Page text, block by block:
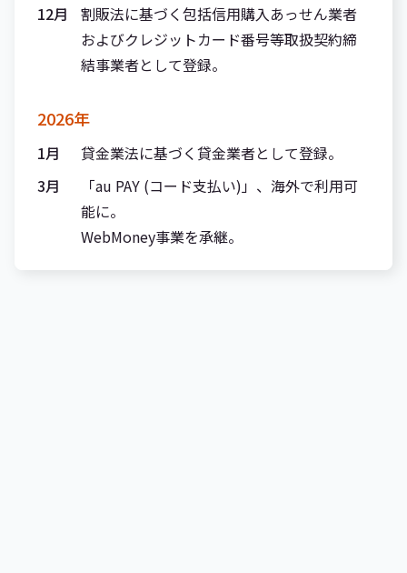
12月
割販法に基づく包括信用購入あっせん業者
およびクレジットカード番号等取扱契約締
結事業者として登録。
2026年
1月
貸金業法に基づく貸金業者として登録。
3月
「au PAY (コード支払い)」、海外で利用可
能に。
WebMoney事業を承継。